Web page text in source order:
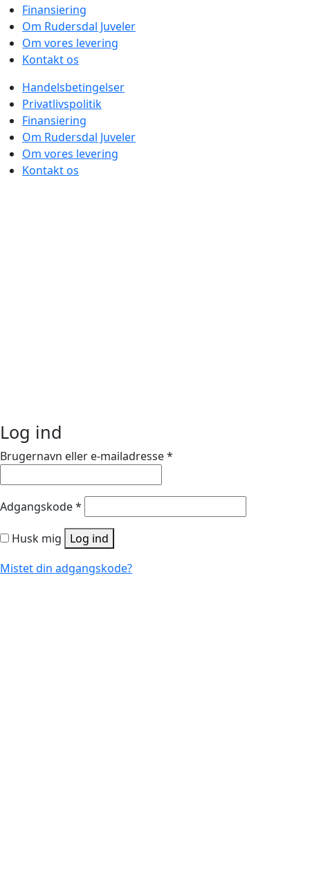
Finansiering
Om Rudersdal Juveler
Om vores levering
Kontakt os
Handelsbetingelser
Privatlivspolitik
Finansiering
Om Rudersdal Juveler
Om vores levering
Kontakt os
Log ind
Brugernavn eller e-mailadresse*
Adgangskode*
Husk mig
Log ind
Mistet din adgangskode?